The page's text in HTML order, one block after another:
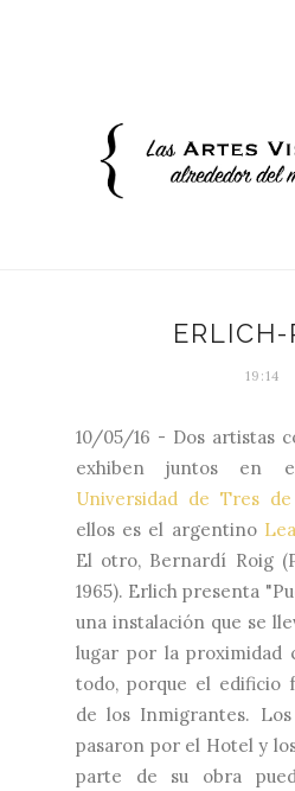
ERLICH-
19:14
10/05/16 - Dos artistas
exhiben juntos en
Universidad de Tres
ellos es el argentino
El otro, Bernardí Roig
1965). Erlich presenta
una instalación que se
lugar por la proximidad
todo, porque el edificio
de los Inmigrantes.
pasaron por el Hotel y
parte de su obra